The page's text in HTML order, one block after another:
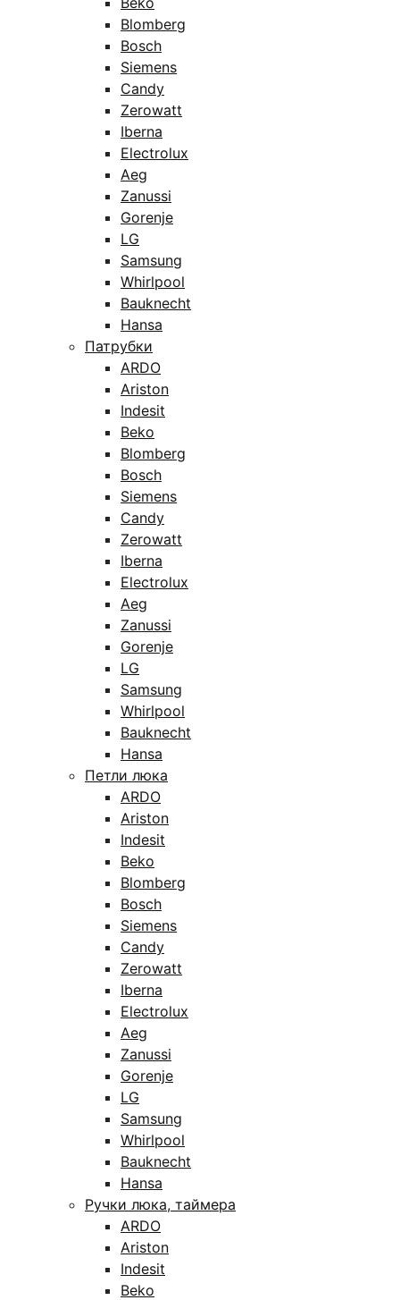
Blomberg
Bosch
Siemens
Candy
Zerowatt
Iberna
Electrolux
Aeg
Zanussi
Gorenje
LG
Samsung
Whirlpool
Bauknecht
Hansa
Патрубки
ARDO
Ariston
Indesit
Beko
Blomberg
Bosch
Siemens
Candy
Zerowatt
Iberna
Electrolux
Aeg
Zanussi
Gorenje
LG
Samsung
Whirlpool
Bauknecht
Hansa
Петли люка
ARDO
Ariston
Indesit
Beko
Blomberg
Bosch
Siemens
Candy
Zerowatt
Iberna
Electrolux
Aeg
Zanussi
Gorenje
LG
Samsung
Whirlpool
Bauknecht
Hansa
Ручки люка, таймера
ARDO
Ariston
Indesit
Beko